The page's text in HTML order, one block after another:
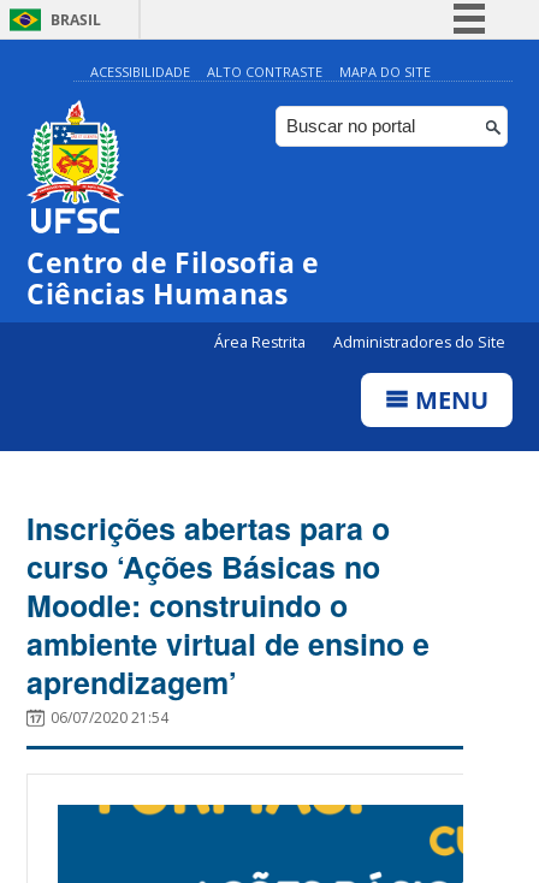
BRASIL
Simplifique!
Comunica BR
Participe
ACESSIBILIDADE ALTO CONTRASTE MAPA DO SITE
Centro de Filosofia e
Ciências Humanas
Área Restrita Administradores do Site
MENU
Inscrições abertas para o
curso ‘Ações Básicas no
Moodle: construindo o
ambiente virtual de ensino e
aprendizagem’
06/07/2020 21:54